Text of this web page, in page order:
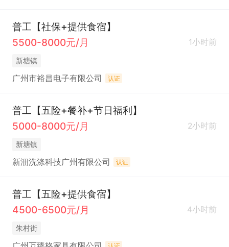
普工【社保+提供食宿】
5500-8000元/月
1小时前
新塘镇
广州市裕昌电子有限公司 认证
普工【五险+餐补+节日福利】
5000-8000元/月
2小时前
新塘镇
新沺洗涤科技广州有限公司 认证
普工【五险+提供食宿】
4500-6500元/月
4小时前
朱村街